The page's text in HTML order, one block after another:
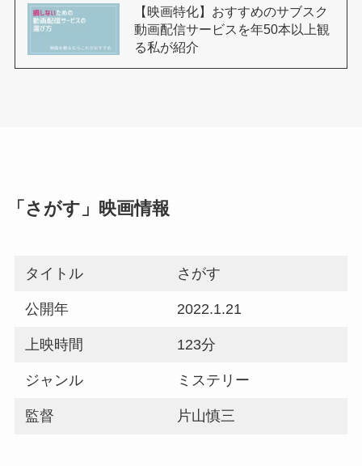
【映画特化】おすすめのサブスク
動画配信サービスを年50本以上観
る私が紹介
「さがす」映画情報
タイトル さがす
公開年 2022.1.21
上映時間 123分
ジャンル ミステリー
監督 片山慎三